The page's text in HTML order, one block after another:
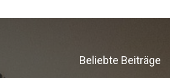
Beliebte Beiträge